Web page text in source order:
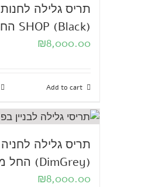
תריס גלילה לחנות
SHOP (Black) החל מ
₪8,000.00
Add to cart
תריס גלילה לחניה
(DimGrey) החל מ
₪8,000.00